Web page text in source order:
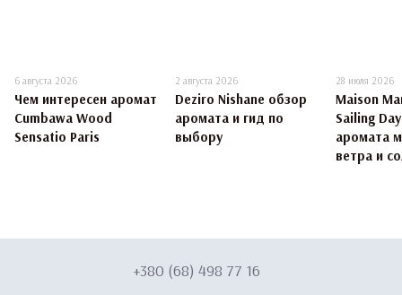
6 августа 2026
Чем интересен аромат
Cumbawa Wood
Sensatio Paris
2 августа 2026
Deziro Nishane обзор
аромата и гид по
выбору
28 июля 2026
Maison
Sailing
аромата
ветра и
+380 (68) 498 77 16